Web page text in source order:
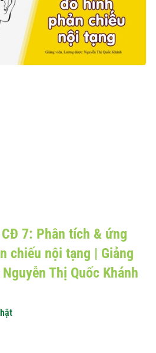
7: Phân tích & ứng
chiếu nội tạng | Giảng
Thị Quốc Khánh